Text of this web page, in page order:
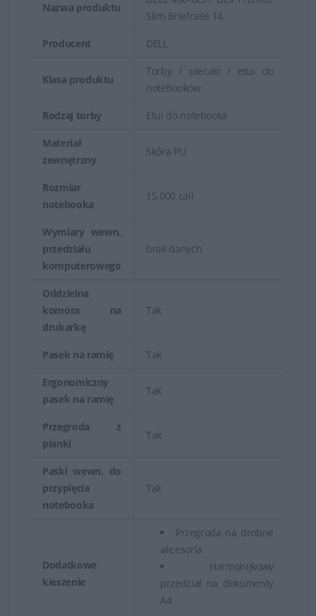
można dobrać fason, kolorystykę, rodzaj i rozmiar
Wysoka jakość i świetne wykonanie
Torby i plecaki do laptopów marki Dell to wyjątkowa
dbałość o każdy szczegół. Posiadają przemyślaną
konstrukcję, która umożliwia zmieszczenie laptopa, ale i
potrzebnych akcesoriów. Wybrane modele toreb
posiadają dodatkowe kieszenie na dokumenty, tablet i
niezbędne podczas podróży rzeczy. Uchwyty i paski
plecaka na torbie z kółkami. Wszelkiego rodzaju zszycia,
zapewnić maksymalną trwałość i ochronę
przenoszonego sprzętu.
Nazwa produktu
Slim Briefcase 14
Producent DELL
Klasa produktu
Torby / plecaki / etui do
notebooków
Rodzaj torby Etui do notebooka
Materiał
zewnętrzny
Skóra PU
Rozmiar
notebooka
15.000 cali
Wymiary wewn.
przedziału
komputerowego
brak danych
Oddzielna
komora na
drukarkę
Tak
Pasek na ramię Tak
Ergonomiczny
pasek na ramię
Tak
Przegroda z
pianki
Tak
Paski wewn. do
przypięcia
notebooka
Tak
Dodatkowe
kieszenie
Przegroda na drobne
akcesoria
Harmonijkowy
przedział na dokumenty
A4